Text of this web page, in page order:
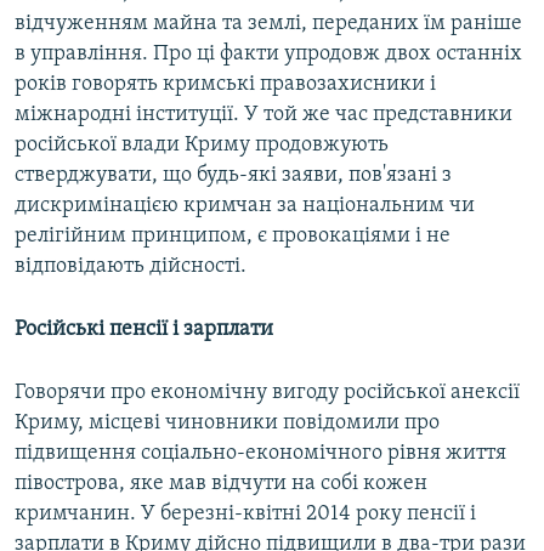
відчуженням майна та землі, переданих їм раніше
в управління. Про ці факти упродовж двох останніх
років говорять кримські правозахисники і
міжнародні інституції. У той же час представники
російської влади Криму продовжують
стверджувати, що будь-які заяви, пов'язані з
дискримінацією кримчан за національним чи
релігійним принципом, є провокаціями і не
відповідають дійсності.
Російські пенсії і зарплати
Говорячи про економічну вигоду російської анексії
Криму, місцеві чиновники повідомили про
підвищення соціально-економічного рівня життя
півострова, яке мав відчути на собі кожен
кримчанин. У березні-квітні 2014 року пенсії і
зарплати в Криму дійсно підвищили в два-три рази